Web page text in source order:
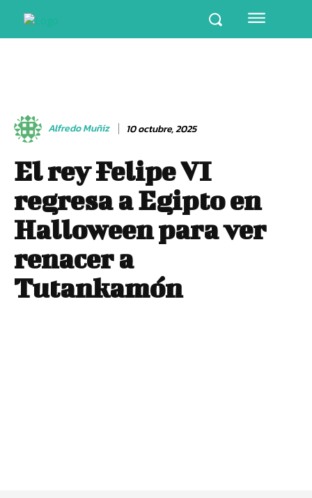
Alfredo Muñiz 10 octubre, 2025
El rey Felipe VI
regresa a Egipto en
Halloween para ver
renacer a
Tutankamón